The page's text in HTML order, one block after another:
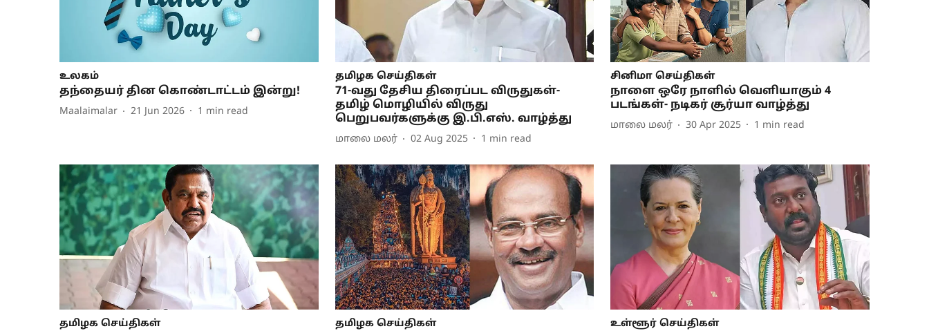
உலகம்
தந்தையர் தின கொண்டாட்டம் இன்று!
Maalaimalar 21 Jun 2026 1 min read
தமிழக செய்திகள்
71-வது தேசிய திரைப்பட விருதுகள்-
தமிழ் மொழியில் விருது
பெறுபவர்களுக்கு இ.பி.எஸ். வாழ்த்து
மாலை மலர் 02 Aug 2025 1 min read
சினிமா செய்திகள்
நாளை ஒரே நாளில் வெளியாகும் 4
படங்கள்- நடிகர் சூர்யா வாழ்த்து
மாலை மலர் 30 Apr 2025 1 min read
தமிழக செய்திகள் தமிழக செய்திகள் உள்ளூர் செய்திகள்